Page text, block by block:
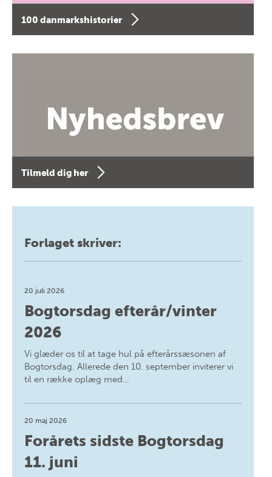
100 danmarkshistorier
Tilmeld dig her
Forlaget skriver:
20 juli 2026
Bogtorsdag efterår/vinter
2026
Vi glæder os til at tage hul på efterårssæsonen af
Bogtorsdag. Allerede den 10. september inviterer vi
til en række oplæg med…
20 maj 2026
Forårets sidste Bogtorsdag
11. juni